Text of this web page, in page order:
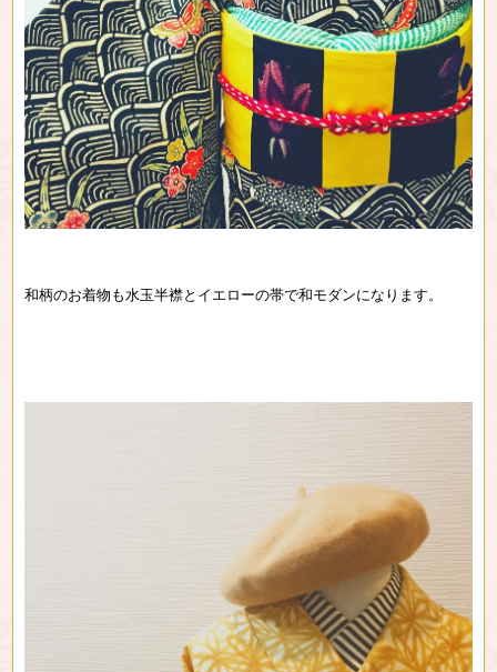
和柄のお着物も水玉半襟とイエローの帯で和モダンになります。